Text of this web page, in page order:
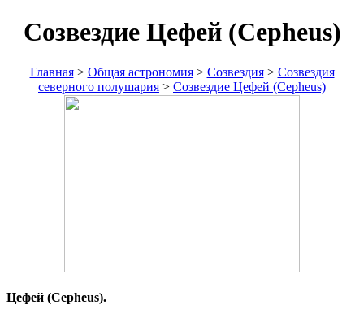
Созвездие Цефей (Cepheus)
Главная> Общая астрономия> Созвездия> Созвездия
северного полушария > Созвездие Цефей (Cepheus)
Цефей (Cepheus).